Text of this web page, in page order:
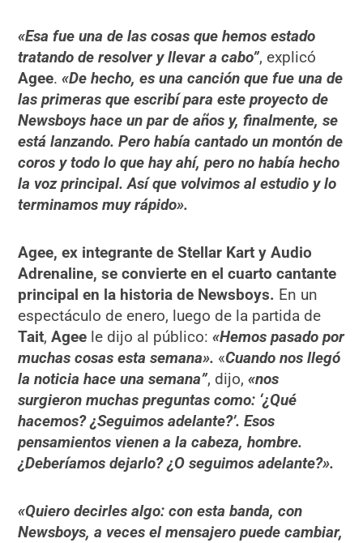
«Esa fue una de las cosas que hemos estado
tratando de resolver y llevar a cabo”, explicó
Agee.«De hecho, es una canción que fue una de
las primeras que escribí para este proyecto de
Newsboys hace un par de años y, finalmente, se
está lanzando. Pero había cantado un montón de
coros y todo lo que hay ahí, pero no había hecho
la voz principal. Así que volvimos al estudio y lo
terminamos muy rápido».
Agee, ex integrante de Stellar Kart y Audio
Adrenaline, se convierte en el cuarto cantante
principal en la historia de Newsboys. En un
espectáculo de enero, luego de la partida de
Tait,Agee le dijo al público:«Hemos pasado por
muchas cosas esta semana». «Cuando nos llegó
la noticia hace una semana”, dijo,«nos
surgieron muchas preguntas como: ‘¿Qué
hacemos? ¿Seguimos adelante?’. Esos
pensamientos vienen a la cabeza, hombre.
¿Deberíamos dejarlo? ¿O seguimos adelante?».
«Quiero decirles algo: con esta banda, con
Newsboys, a veces el mensajero puede cambiar,